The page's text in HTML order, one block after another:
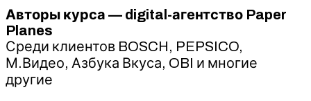
Авторы курса — digital-агентство Paper
Planes
Среди клиентов BOSCH, PEPSICO,
М.Видео, Азбука Вкуса, OBI и многие
другие